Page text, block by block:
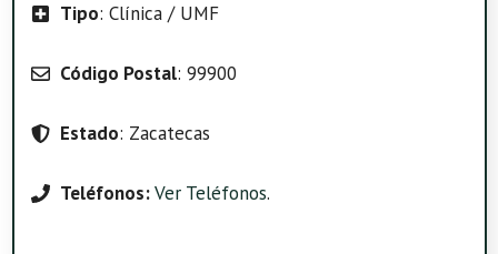
Tipo: Clínica / UMF
Código Postal: 99900
Estado: Zacatecas
Teléfonos:Ver Teléfonos.